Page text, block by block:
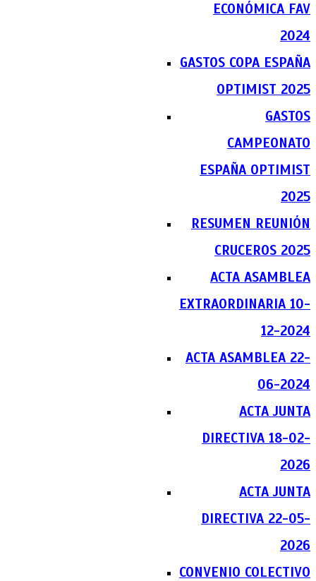
ECONÓMICA FAV
2024
GASTOS COPA ESPAÑA
OPTIMIST 2025
GASTOS
CAMPEONATO
ESPAÑA OPTIMIST
2025
RESUMEN REUNIÓN
CRUCEROS 2025
ACTA ASAMBLEA
EXTRAORDINARIA 10-
12-2024
ACTA ASAMBLEA 22-
06-2024
ACTA JUNTA
DIRECTIVA 18-02-
2026
ACTA JUNTA
DIRECTIVA 22-05-
2026
CONVENIO COLECTIVO